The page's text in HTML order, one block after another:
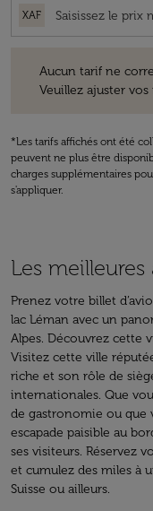
XAF
Aucun tarif ne
Veuillez ajuster vos
*Les tarifs affichés ont été
peuvent ne plus être
charges supplémentaires
s'appliquer.
Les
Prenez votre billet
lac Léman avec un
Alpes. Découvrez cette
Visitez cette ville
riche et son rôle de
internationales. Que
de gastronomie ou que
escapade paisible au
ses visiteurs. Réservez
et cumulez des miles à
Suisse ou ailleurs.